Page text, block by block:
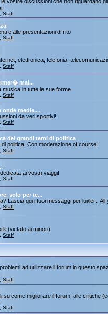
Staff
e alle presentazioni di rito
Staff
elettronica, telefonia,
Staff
mai...
musica in tutte le sue forme
Staff
onde medie....
da veri sportivi!
Staff
dei grandi temi di politica
politica. Con moderazione of course!
Staff
ai vostri viaggi!
Staff
solo per te...
Lascia qui i tuoi messaggi per lui/lei...
Staff
(vietato ai minori)
Staff
ad utilizzare il forum in questo
Staff
su come migliorare il forum, alle critiche
Staff